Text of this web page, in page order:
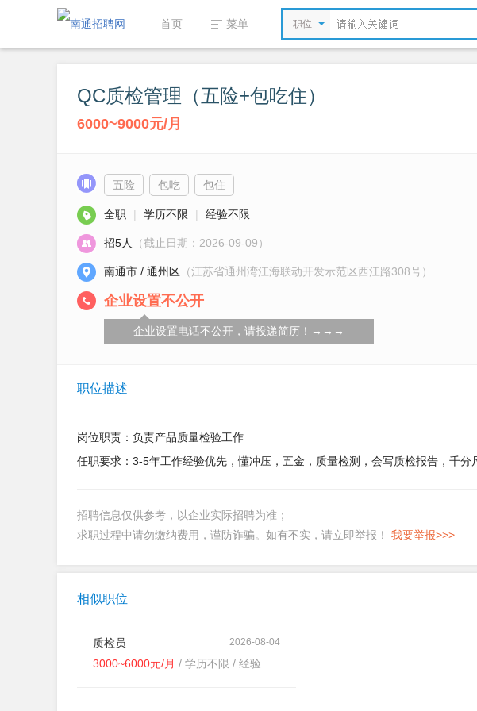
首页 菜单 职位
QC质检管理（五险+包吃住）
6000~9000元/月
五险 包吃 包住
全职 | 学历不限 | 经验不限
招5人 （截止日期：2026-09-09）
南通市 / 通州区 （江苏省通州湾江海联动开发示范区西江路308号）
企业设置不公开
企业设置电话不公开，请投递简历！→→→
职位描述
岗位职责：负责产品质量检验工作
任职要求：3-5年工作经验优先，懂冲压，五金，质量检测，会写质检报告，千分
招聘信息仅供参考，以企业实际招聘为准；
求职过程中请勿缴纳费用，谨防诈骗。如有不实，请立即举报！ 我要举报>>>
相似职位
2026-08-04
质检员
3000~6000元/月 / 学历不限 / 经验不限